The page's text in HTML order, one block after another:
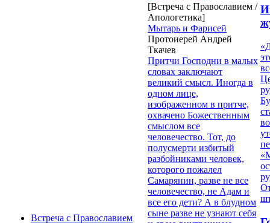
Встреча с Православием
[Встреча с Православием /
Апологетика]
Мытарь и Фарисей
Протоиерей Андрей
Ткачев
Притчи Господни в малых
словах заключают
великий смысл. Иногда в
одном лице,
изображенном в притче,
охвачено Божественным
смыслом все
человечество. Тот, до
полусмерти избитый
разбойниками человек,
которого пожалел
Самарянин, разве не все
человечество, не Адам и
все его дети? А в блудном
сыне разве не узнают себя